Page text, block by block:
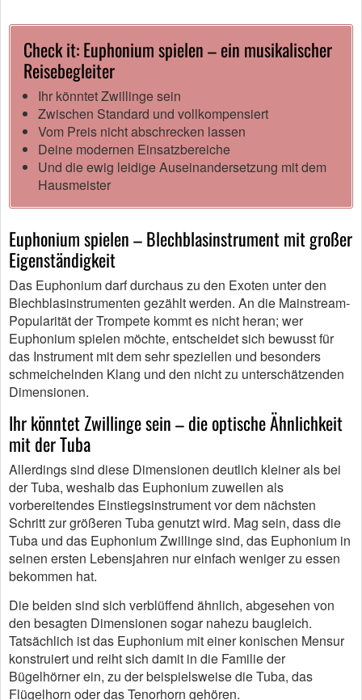
Check it: Euphonium spielen – ein musikalischer
Reisebegleiter
Ihr könntet Zwillinge sein
Zwischen Standard und vollkompensiert
Vom Preis nicht abschrecken lassen
Deine modernen Einsatzbereiche
Und die ewig leidige Auseinandersetzung mit dem
Hausmeister
Euphonium spielen – Blechblasinstrument mit großer
Eigenständigkeit
Das Euphonium darf durchaus zu den Exoten unter den
Blechblasinstrumenten gezählt werden. An die Mainstream-
Popularität der Trompete kommt es nicht heran; wer
Euphonium spielen möchte, entscheidet sich bewusst für
das Instrument mit dem sehr speziellen und besonders
schmeichelnden Klang und den nicht zu unterschätzenden
Dimensionen.
Ihr könntet Zwillinge sein – die optische Ähnlichkeit
mit der Tuba
Allerdings sind diese Dimensionen deutlich kleiner als bei
der Tuba, weshalb das Euphonium zuweilen als
vorbereitendes Einstiegsinstrument vor dem nächsten
Schritt zur größeren Tuba genutzt wird. Mag sein, dass die
Tuba und das Euphonium Zwillinge sind, das Euphonium in
seinen ersten Lebensjahren nur einfach weniger zu essen
bekommen hat.
Die beiden sind sich verblüffend ähnlich, abgesehen von
den besagten Dimensionen sogar nahezu baugleich.
Tatsächlich ist das Euphonium mit einer konischen Mensur
konstruiert und reiht sich damit in die Familie der
Bügelhörner ein, zu der beispielsweise die Tuba, das
Flügelhorn oder das Tenorhorn gehören.